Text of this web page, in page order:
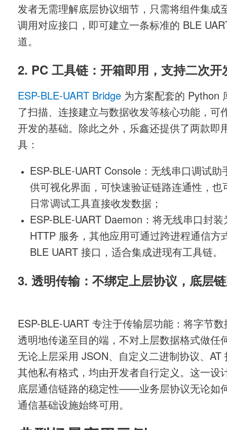
发者无需理解底层协议细节，只需将组件集成
调用对应接口，即可建立一条标准的 BLE
道。
2. PC 工具链：开箱即用，支持二次开
ESP-BLE-UART Bridge 为方案配套的 Python
了扫描、连接建立与数据收发等核心功能，可
开发的基础。除此之外，乐鑫还提供了两款即
具：
ESP-BLE-UART Console ：无线串口调试助
供可视化界面，可快速验证链路连通性，也
日常调试工具直接收发数据；
ESP-BLE-UART Daemon ：将无线串口封
HTTP 服务，其他应用可通过跨进程通信方
BLE UART 接口，适合集成进现有工具链。
3. 透明传输：不绑定上层协议，底层
ESP-BLE-UART 专注于传输层功能：将字节数
透明地传递至目的端，不对上层数据格式做任
无论上层采用 JSON、自定义二进制协议、 AT
其他私有格式，均由开发者自行定义。这一设
底层通信链路的稳定性——业务层协议无论如
通信基础设施始终可用。